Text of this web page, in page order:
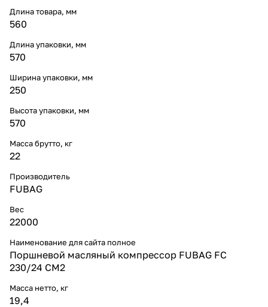
Длина товара, мм
560
Длина упаковки, мм
570
Ширина упаковки, мм
250
Высота упаковки, мм
570
Масса брутто, кг
22
Производитель
FUBAG
Вес
22000
Наименование для сайта полное
Поршневой масляный компрессор FUBAG FC
230/24 CM2
Масса нетто, кг
19,4